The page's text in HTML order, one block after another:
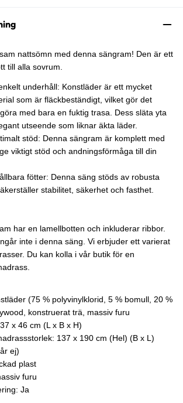
nattsömn med denna sängram! Den är ett
till alla sovrum.
underhåll: Konstläder är ett mycket
som är fläckbeständigt, vilket gör det
med bara en fuktig trasa. Dess släta yta
utseende som liknar äkta läder.
stöd: Denna sängram är komplett med
viktigt stöd och andningsförmåga till din
fötter: Denna säng stöds av robusta
stabilitet, säkerhet och fasthet.
har en lamellbotten och inkluderar ribbor.
inte i denna säng. Vi erbjuder ett varierat
Du kan kolla i vår butik för en
(75 % polyvinylklorid, 5 % bomull, 20 %
konstruerat trä, massiv furu
x 46 cm (L x B x H)
137 x 190 cm (Hel) (B x L)
ej)
plast
furu
Ja